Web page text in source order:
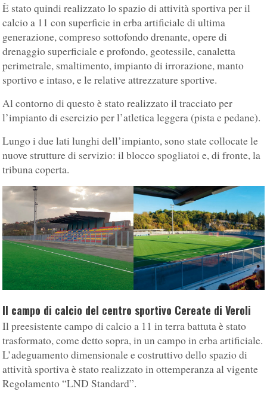
È stato quindi realizzato lo spazio di attività sportiva per il
calcio a 11 con superficie in erba artificiale di ultima
generazione, compreso sottofondo drenante, opere di
drenaggio superficiale e profondo, geotessile, canaletta
perimetrale, smaltimento, impianto di irrorazione, manto
sportivo e intaso, e le relative attrezzature sportive.
Al contorno di questo è stato realizzato il tracciato per
l’impianto di esercizio per l’atletica leggera (pista e pedane).
Lungo i due lati lunghi dell’impianto, sono state collocate le
nuove strutture di servizio: il blocco spogliatoi e, di fronte, la
tribuna coperta.
Il campo di calcio del centro sportivo Cereate di Veroli
Il preesistente campo di calcio a 11 in terra battuta è stato
trasformato, come detto sopra, in un campo in erba artificiale.
L’adeguamento dimensionale e costruttivo dello spazio di
attività sportiva è stato realizzato in ottemperanza al vigente
Regolamento “LND Standard”.